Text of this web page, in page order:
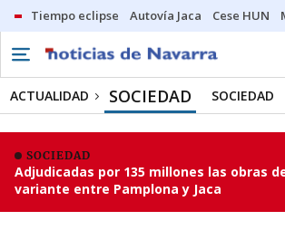
Tiempo eclipse Autovía Jaca Cese HUN
ACTUALIDAD SOCIEDAD SOCIEDAD
SOCIEDAD
Adjudicadas por 135 millones las obras
variante entre Pamplona y Jaca